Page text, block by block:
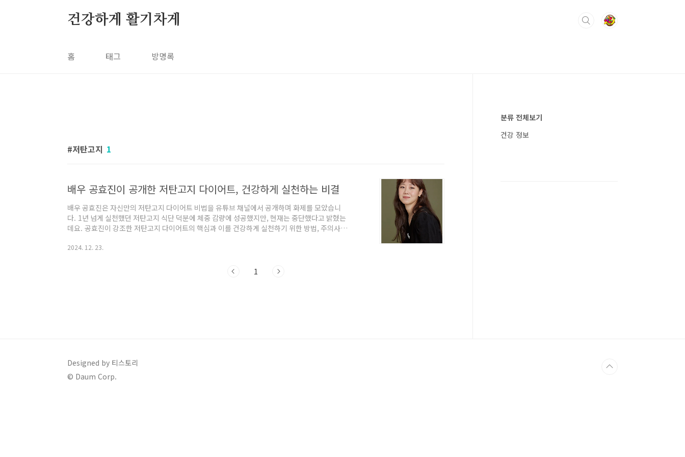
건강하게 활기차게
홈 태그 방명록
저탄고지 1
배우 공효진이 공개한 저탄고지 다이어트, 건강하게 실천하는 비결
배우 공효진은 자신만의 저탄고지 다이어트 비법을 유튜브 채널에서 공개하며 화제를 모았습니
다. 1년 넘게 실천했던 저탄고지 식단 덕분에 체중 감량에 성공했지만, 현재는 중단했다고 밝혔는
데요. 공효진이 강조한 저탄고지 다이어트의 핵심과 이를 건강하게 실천하기 위한 방법, 주의사항
결 저탄고지 다이어트란 무엇인가? 탄수화물 줄이고 지방 섭취 늘리는 식단저탄고지(저탄수화물
줄이면 몸은 에너지원으로 지방을 사용하게 되고, 이 과정에서 체지방이 연소됩니다. 하지만 잘못
2024. 12. 23.
1
분류 전체보기
건강 정보
Designed by 티스토리
© Daum Corp.